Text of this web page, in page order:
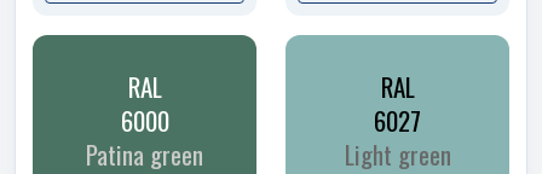
RAL
6000
Patina green
RAL
6027
Light green